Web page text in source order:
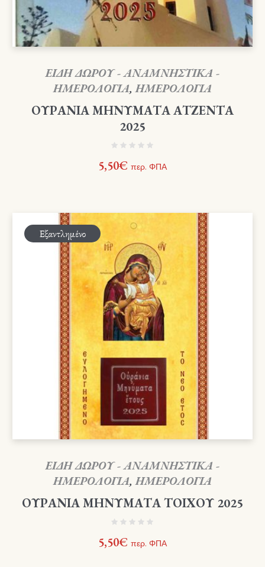
ΕΙΔΗ ΔΩΡΟΥ - ΑΝΑΜΝΗΣΤΙΚΑ -
ΗΜΕΡΟΛΟΓΙΑ,ΗΜΕΡΟΛΟΓΙΑ
ΟΥΡΑΝΙΑ ΜΗΝΥΜΑΤΑ ΑΤΖΕΝΤΑ
2025
5,50€ περ. ΦΠΑ
Εξαντλημένο
ΕΙΔΗ ΔΩΡΟΥ - ΑΝΑΜΝΗΣΤΙΚΑ -
ΗΜΕΡΟΛΟΓΙΑ,ΗΜΕΡΟΛΟΓΙΑ
ΟΥΡΑΝΙΑ ΜΗΝΥΜΑΤΑ ΤΟΙΧΟΥ 2025
5,50€ περ. ΦΠΑ